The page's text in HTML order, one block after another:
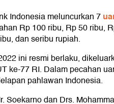
Indonesia meluncurkan 7
Rp 100 ribu, Rp 50 ribu,
dan seribu rupiah.
ini resmi berlaku,
ke-77 RI. Dalam pecahan
pahlawan Indonesia.
Soekarno dan Drs.